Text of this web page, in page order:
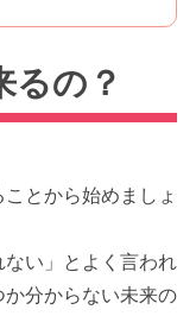
るの？
とから始めましょ
い」とよく言われ
分からない未来の